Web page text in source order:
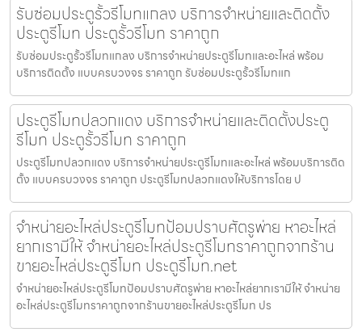
รับซ่อมประตูรั้วรีโมทแกลง บริการจำหน่ายและติดตั้ง
ประตูรีโมท ประตูรั้วรีโมท ราคาถูก
รับซ่อมประตูรั้วรีโมทแกลง บริการจำหน่ายประตูรีโมทและอะไหล่ พร้อม
บริการติดตั้ง แบบครบวงจร ราคาถูก รับซ่อมประตูรั้วรีโมทแก
ประตูรีโมทปลวกแดง บริการจำหน่ายและติดตั้งประตู
รีโมท ประตูรั้วรีโมท ราคาถูก
ประตูรีโมทปลวกแดง บริการจำหน่ายประตูรีโมทและอะไหล่ พร้อมบริการติด
ตั้ง แบบครบวงจร ราคาถูก ประตูรีโมทปลวกแดงให้บริการโดย ป
จำหน่ายอะไหล่ประตูรีโมทป้อมปราบศัตรูพ่าย หาอะไหล่
ยากเรามีให้ จำหน่ายอะไหล่ประตูรีโมทราคาถูกจากร้าน
ขายอะไหล่ประตูรีโมท ประตูรีโมท.net
จำหน่ายอะไหล่ประตูรีโมทป้อมปราบศัตรูพ่าย หาอะไหล่ยากเรามีให้ จำหน่าย
อะไหล่ประตูรีโมทราคาถูกจากร้านขายอะไหล่ประตูรีโมท ปร